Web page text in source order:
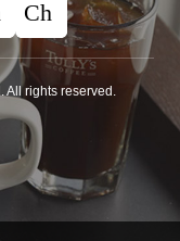
All rights reserved.